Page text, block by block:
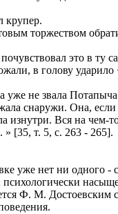
торжеством
это в ту
в голову ударило
уже не звала
снаружи. Она,
изнутри. Вся на чем-
» [35, т. 5, с. 263 - 265].
уже нет ни одного -
психологически
Ф. М. Достоевским